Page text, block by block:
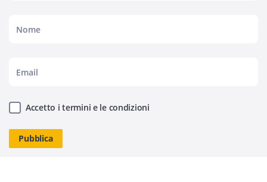
Accetto i termini e le condizioni